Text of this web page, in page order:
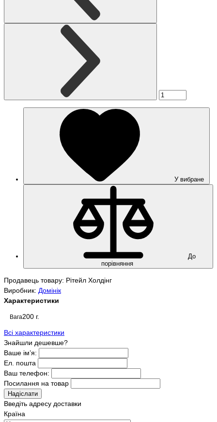
У вибране
До
порівняння
Продавець товару: Рітейл Холдінг
Виробник: Домінік
Характеристики
Вага200 г.
Всі характеристики
Знайшли дешевше?
Ваше ім’я:
Ел. пошта
Ваш телефон:
Посилання на товар
Надіслати
Введіть адресу доставки
Країна